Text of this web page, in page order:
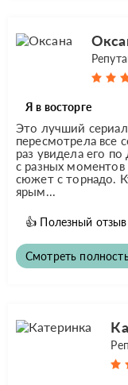
Я в восторге
Это лучший
пересмотрела все
раз увидела его
с разных моментов
сюжет с торнадо.
ярым...
👍 Полезный отзыв
Смотреть